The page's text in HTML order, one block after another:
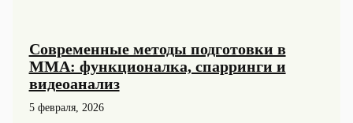
Современные методы подготовки в
ММА: функционалка, спарринги и
видеоанализ
5 февраля, 2026